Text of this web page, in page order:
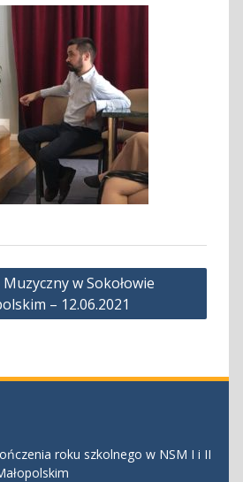
w Sokołowie
– 12.06.2021
roku szkolnego w NSM I i II